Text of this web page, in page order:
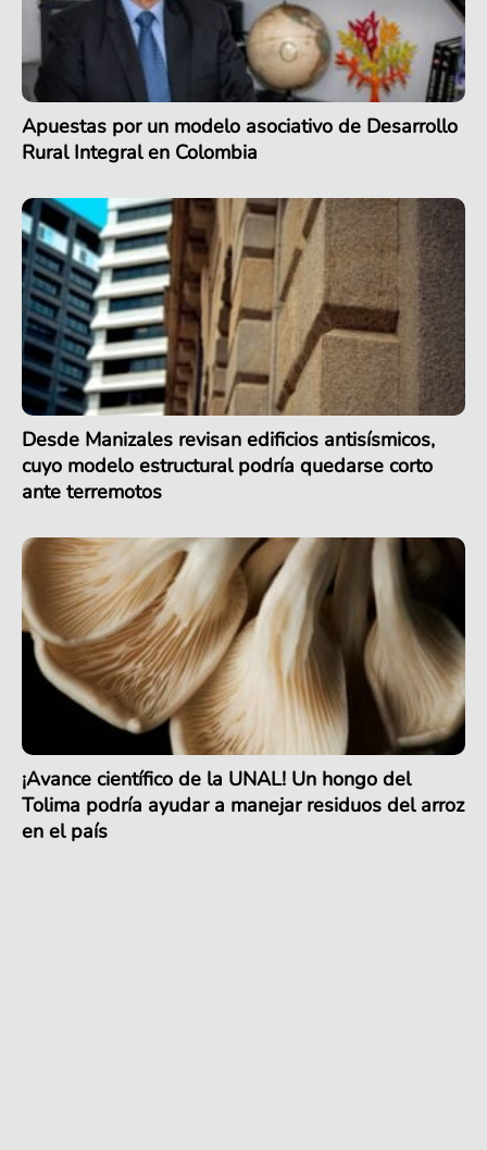
Apuestas por un modelo asociativo de Desarrollo
Rural Integral en Colombia
Desde Manizales revisan edificios antisísmicos,
cuyo modelo estructural podría quedarse corto
ante terremotos
¡Avance científico de la UNAL! Un hongo del
Tolima podría ayudar a manejar residuos del arroz
en el país